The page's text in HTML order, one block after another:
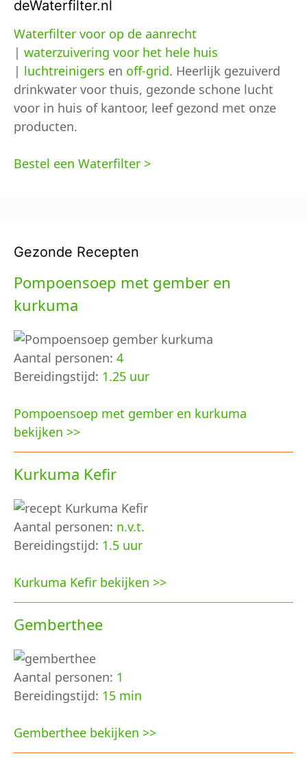
deWaterfilter.nl
Waterfilter voor op de aanrecht
| waterzuivering voor het hele huis
| luchtreinigers en off-grid. Heerlijk gezuiverd
drinkwater voor thuis, gezonde schone lucht
voor in huis of kantoor, leef gezond met onze
producten.
Bestel een Waterfilter >
Gezonde Recepten
Pompoensoep met gember en
kurkuma
Aantal personen: 4
Bereidingstijd: 1.25 uur
Pompoensoep met gember en kurkuma
bekijken >>
Kurkuma Kefir
Aantal personen: n.v.t.
Bereidingstijd: 1.5 uur
Kurkuma Kefir bekijken >>
Gemberthee
Aantal personen: 1
Bereidingstijd: 15 min
Gemberthee bekijken >>